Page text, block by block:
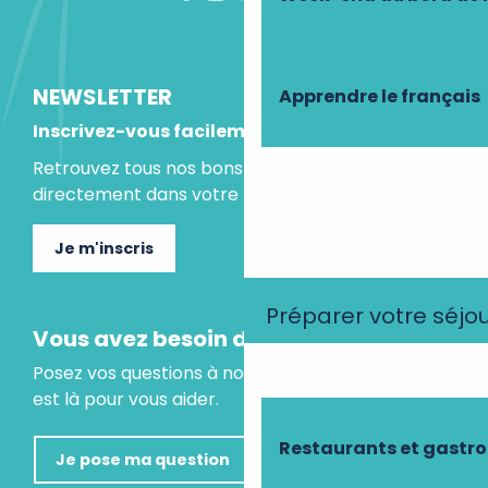
Apprendre le français
Préparer votre
Restaurants et
NEWSLETTER
Inscrivez-vous facilement
Retrouvez tous nos bons plans et idées séjours
directement dans votre boite mail.
Je m'inscris
Vous avez besoin d'un conseil ?
Posez vos questions à notre assistant virtuel, il
est là pour vous aider.
Je pose ma question